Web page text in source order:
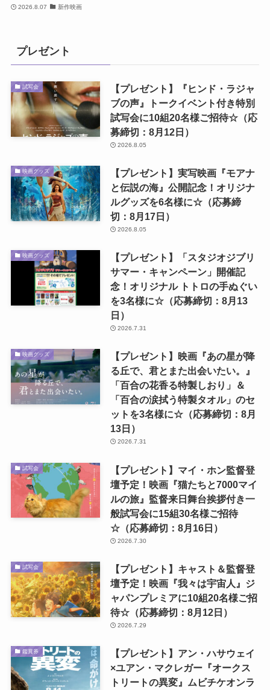
2026.8.07 新作映画
プレゼント
試写会
【プレゼント】『ヒンド・ラジャ
ブの声』トークイベント付き特別
試写会に10組20名様ご招待☆（応
募締切：8月12日）
2026.8.05
映画グッズ
【プレゼント】実写映画『モアナ
と伝説の海』公開記念！オリジナ
ルグッズを6名様に☆（応募締
切：8月17日）
2026.8.05
映画グッズ
【プレゼント】「スタジオジブリ
サマー・キャンペーン」開催記
念！オリジナル トトロの手ぬぐい
を3名様に☆（応募締切：8月13
日）
2026.7.31
映画グッズ
【プレゼント】映画『あの星が降
る丘で、君とまた出会いたい。』
「百合の花香る特製しおり」＆
「百合の涙拭う特製タオル」のセ
ットを3名様に☆（応募締切：8月
13日）
2026.7.31
試写会
【プレゼント】マイ・ホン監督登
壇予定！映画『猫たちと7000マイ
ルの旅』監督来日舞台挨拶付き一
般試写会に15組30名様ご招待
☆（応募締切：8月16日）
2026.7.30
試写会
【プレゼント】キャスト＆監督登
壇予定！映画『我々は宇宙人』ジ
ャパンプレミアに10組20名様ご招
待☆（応募締切：8月12日）
2026.7.29
鑑賞券
【プレゼント】アン・ハサウェイ
×ユアン・マクレガー『オークス
トリートの異変』ムビチケオンラ